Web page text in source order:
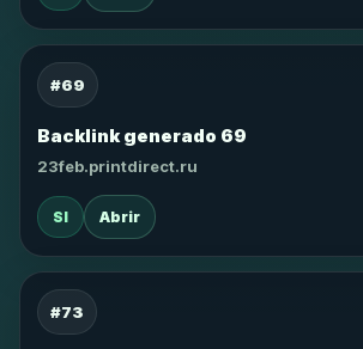
#69
Backlink generado 69
23feb.printdirect.ru
SI Abrir
#73